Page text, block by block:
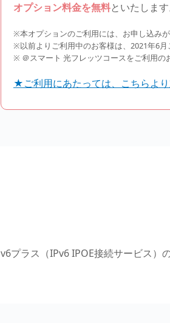
オプション料金を無料といたしま
※本オプションのご利用には、お申し込みが
※以前よりご利用中のお客様は、2021年6月
※ ＠スマート 光フレッツコースをご利用の
★ご利用にあたっては、こちらより
v6プラス（IPv6 IPOE接続サービス）